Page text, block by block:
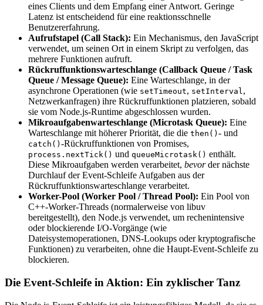
eines Clients und dem Empfang einer Antwort. Geringe
Latenz ist entscheidend für eine reaktionsschnelle
Benutzererfahrung.
Aufrufstapel (Call Stack): Ein Mechanismus, den JavaScript
verwendet, um seinen Ort in einem Skript zu verfolgen, das
mehrere Funktionen aufruft.
Rückruffunktionswarteschlange (Callback Queue / Task
Queue / Message Queue): Eine Warteschlange, in der
asynchrone Operationen (wie setTimeout, setInterval,
Netzwerkanfragen) ihre Rückruffunktionen platzieren, sobald
sie vom Node.js-Runtime abgeschlossen wurden.
Mikroaufgabenwarteschlange (Microtask Queue): Eine
Warteschlange mit höherer Priorität, die die then() - und
catch() -Rückruffunktionen von Promises,
process.nextTick() und queueMicrotask() enthält.
Diese Mikroaufgaben werden verarbeitet, bevorder nächste
Durchlauf der Event-Schleife Aufgaben aus der
Rückruffunktionswarteschlange verarbeitet.
Worker-Pool (Worker Pool / Thread Pool): Ein Pool von
C++-Worker-Threads (normalerweise von libuv
bereitgestellt), den Node.js verwendet, um rechenintensive
oder blockierende I/O-Vorgänge (wie
Dateisystemoperationen, DNS-Lookups oder kryptografische
Funktionen) zu verarbeiten, ohne die Haupt-Event-Schleife zu
blockieren.
Die Event-Schleife in Aktion: Ein zyklischer Tanz